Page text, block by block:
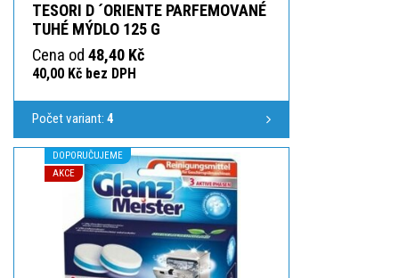
TESORI D ´ORIENTE PARFEMOVANÉ
TUHÉ MÝDLO 125 G
Cena od 48,40 Kč
40,00 Kč bez DPH
Počet variant: 4
DOPORUČUJEME
AKCE